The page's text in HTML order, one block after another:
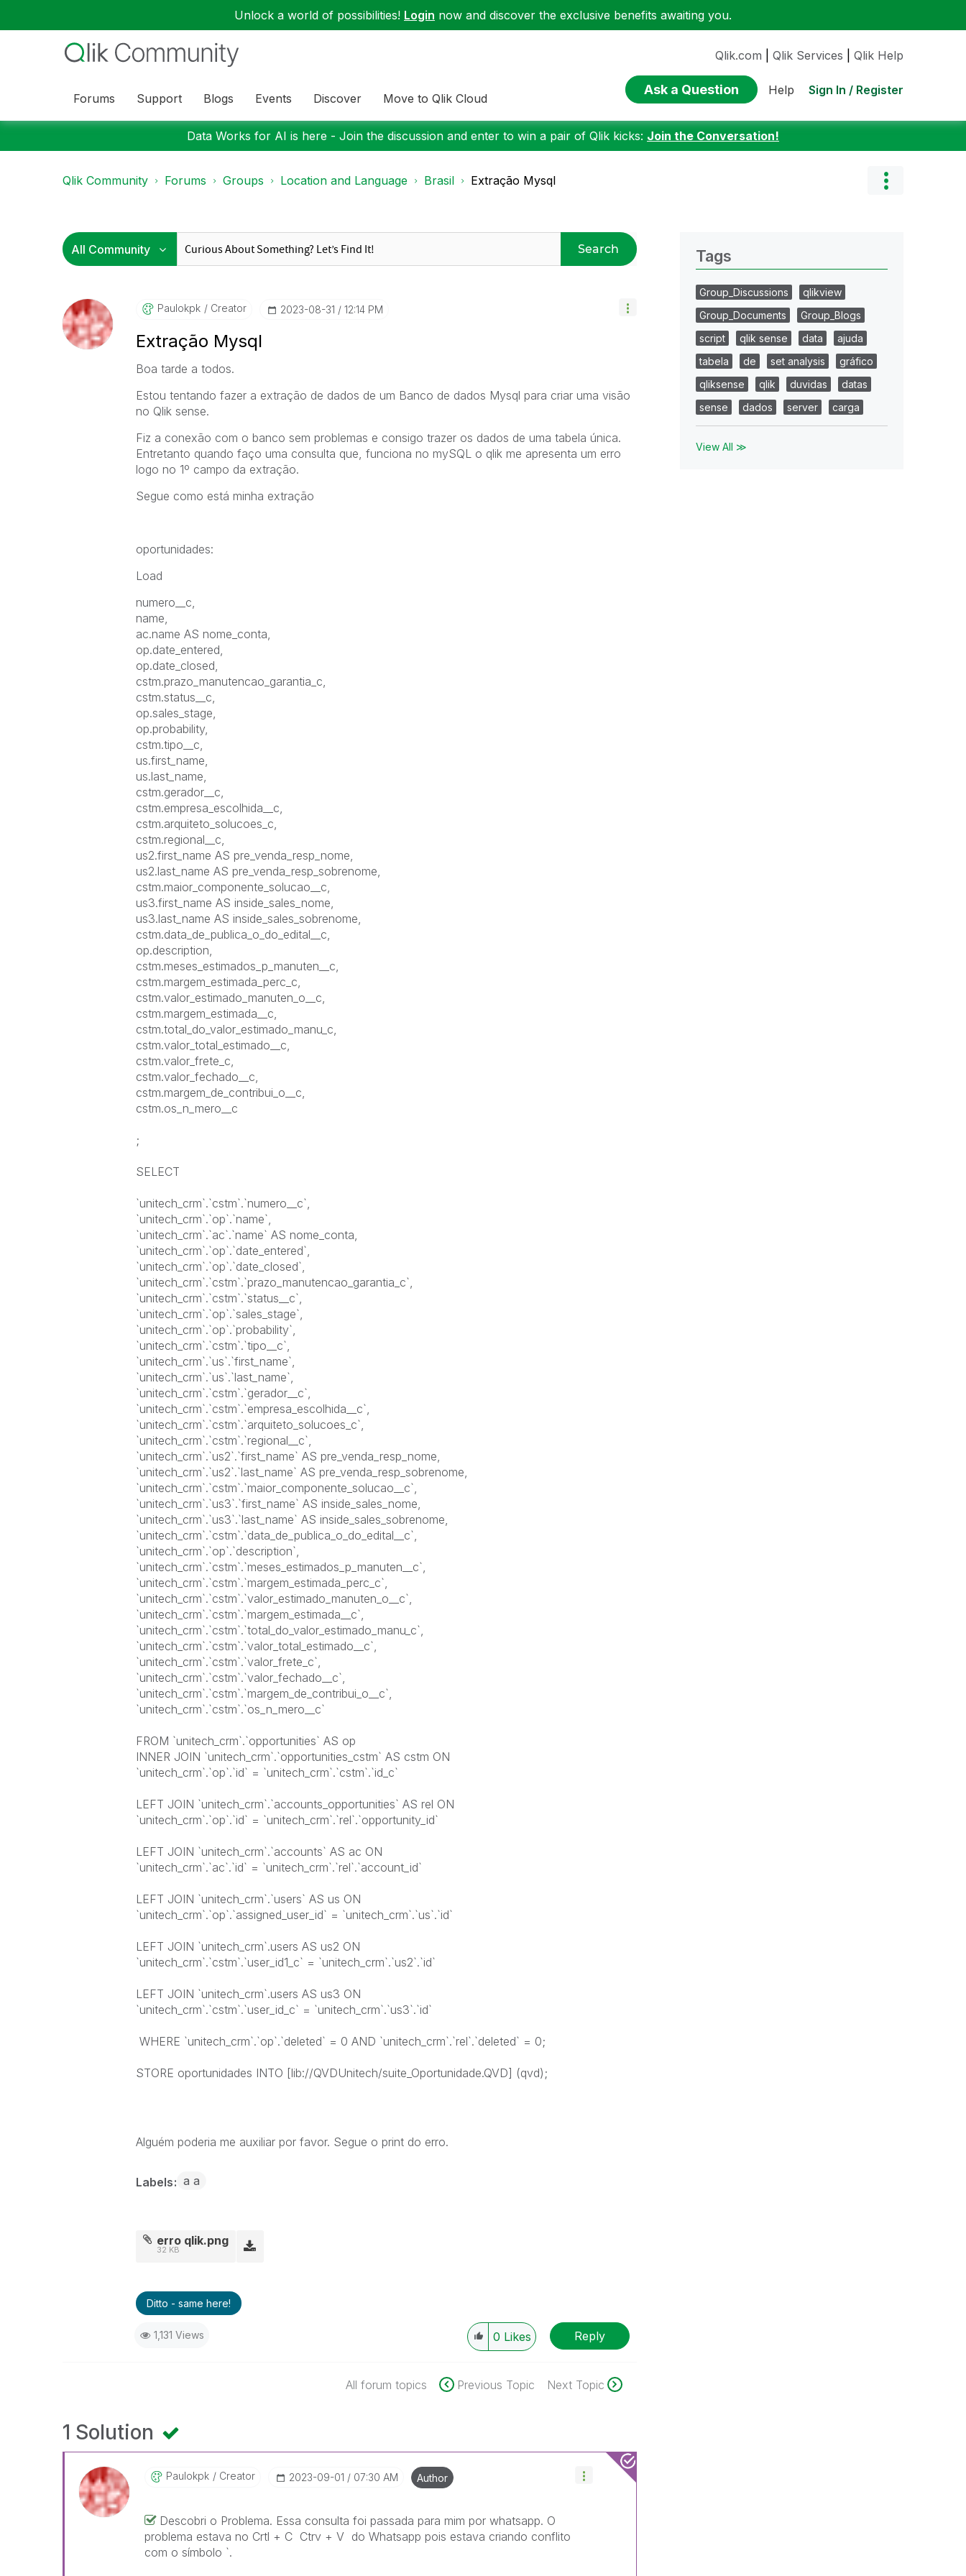
Unlock a world of possibilities! Login now and discover the exclusive benefits awaiting you.
Forums Support Blogs Events Discover Move to Qlik Cloud
Qlik.com Qlik Services Qlik Help
Ask a Question Help Sign In / Register
Data Works for AI is here - Join the discussion and enter to win a pair of Qlik kicks: Join the Conversation!
Qlik Community Forums Groups Location and Language Brasil Extração Mysql
Search
Paulokpk Creator ‎2023-08-31 12:14 PM
Extração Mysql
Boa tarde a todos.
Estou tentando fazer a extração de dados de um Banco de dados Mysql para criar uma visão
no Qlik sense.
Fiz a conexão com o banco sem problemas e consigo trazer os dados de uma tabela única.
Entretanto quando faço uma consulta que, funciona no mySQL o qlik me apresenta um erro
logo no 1º campo da extração.
Segue como está minha extração
oportunidades:
Load
numero__c,
name,
ac.name AS nome_conta,
op.date_entered,
op.date_closed,
cstm.prazo_manutencao_garantia_c,
cstm.status__c,
op.sales_stage,
op.probability,
cstm.tipo__c,
us.first_name,
us.last_name,
cstm.gerador__c,
cstm.empresa_escolhida__c,
cstm.arquiteto_solucoes_c,
cstm.regional__c,
us2.first_name AS pre_venda_resp_nome,
us2.last_name AS pre_venda_resp_sobrenome,
cstm.maior_componente_solucao__c,
us3.first_name AS inside_sales_nome,
us3.last_name AS inside_sales_sobrenome,
cstm.data_de_publica_o_do_edital__c,
op.description,
cstm.meses_estimados_p_manuten__c,
cstm.margem_estimada_perc_c,
cstm.valor_estimado_manuten_o__c,
cstm.margem_estimada__c,
cstm.total_do_valor_estimado_manu_c,
cstm.valor_total_estimado__c,
cstm.valor_frete_c,
cstm.valor_fechado__c,
cstm.margem_de_contribui_o__c,
cstm.os_n_mero__c
;
SELECT
`unitech_crm`.`cstm`.`numero__c`,
`unitech_crm`.`op`.`name`,
`unitech_crm`.`ac`.`name` AS nome_conta,
`unitech_crm`.`op`.`date_entered`,
`unitech_crm`.`op`.`date_closed`,
`unitech_crm`.`cstm`.`prazo_manutencao_garantia_c`,
`unitech_crm`.`cstm`.`status__c`,
`unitech_crm`.`op`.`sales_stage`,
`unitech_crm`.`op`.`probability`,
`unitech_crm`.`cstm`.`tipo__c`,
`unitech_crm`.`us`.`first_name`,
`unitech_crm`.`us`.`last_name`,
`unitech_crm`.`cstm`.`gerador__c`,
`unitech_crm`.`cstm`.`empresa_escolhida__c`,
`unitech_crm`.`cstm`.`arquiteto_solucoes_c`,
`unitech_crm`.`cstm`.`regional__c`,
`unitech_crm`.`us2`.`first_name` AS pre_venda_resp_nome,
`unitech_crm`.`us2`.`last_name` AS pre_venda_resp_sobrenome,
`unitech_crm`.`cstm`.`maior_componente_solucao__c`,
`unitech_crm`.`us3`.`first_name` AS inside_sales_nome,
`unitech_crm`.`us3`.`last_name` AS inside_sales_sobrenome,
`unitech_crm`.`cstm`.`data_de_publica_o_do_edital__c`,
`unitech_crm`.`op`.`description`,
`unitech_crm`.`cstm`.`meses_estimados_p_manuten__c`,
`unitech_crm`.`cstm`.`margem_estimada_perc_c`,
`unitech_crm`.`cstm`.`valor_estimado_manuten_o__c`,
`unitech_crm`.`cstm`.`margem_estimada__c`,
`unitech_crm`.`cstm`.`total_do_valor_estimado_manu_c`,
`unitech_crm`.`cstm`.`valor_total_estimado__c`,
`unitech_crm`.`cstm`.`valor_frete_c`,
`unitech_crm`.`cstm`.`valor_fechado__c`,
`unitech_crm`.`cstm`.`margem_de_contribui_o__c`,
`unitech_crm`.`cstm`.`os_n_mero__c`
FROM `unitech_crm`.`opportunities` AS op
INNER JOIN `unitech_crm`.`opportunities_cstm` AS cstm ON
`unitech_crm`.`op`.`id` = `unitech_crm`.`cstm`.`id_c`
LEFT JOIN `unitech_crm`.`accounts_opportunities` AS rel ON
`unitech_crm`.`op`.`id` = `unitech_crm`.`rel`.`opportunity_id`
LEFT JOIN `unitech_crm`.`accounts` AS ac ON
`unitech_crm`.`ac`.`id` = `unitech_crm`.`rel`.`account_id`
LEFT JOIN `unitech_crm`.`users` AS us ON
`unitech_crm`.`op`.`assigned_user_id` = `unitech_crm`.`us`.`id`
LEFT JOIN `unitech_crm`.users AS us2 ON
`unitech_crm`.`cstm`.`user_id1_c` = `unitech_crm`.`us2`.`id`
LEFT JOIN `unitech_crm`.users AS us3 ON
`unitech_crm`.`cstm`.`user_id_c` = `unitech_crm`.`us3`.`id`
WHERE `unitech_crm`.`op`.`deleted` = 0 AND `unitech_crm`.`rel`.`deleted` = 0;
STORE oportunidades INTO [lib://QVDUnitech/suite_Oportunidade.QVD] (qvd);
Alguém poderia me auxiliar por favor. Segue o print do erro.
Labels a a
erro qlik.png
32 KB
Ditto - same here!
1,131 Views 0 Likes Reply
All forum topics Previous Topic Next Topic
1 Solution
Paulokpk Creator ‎2023-09-01 07:30 AM Author
Descobri o Problema. Essa consulta foi passada para mim por whatsapp. O
problema estava no Crtl + C Ctrv + V do Whatsapp pois estava criando conflito
com o símbolo `.
Tags
Group_Discussions
qlikview
Group_Documents
Group_Blogs
script
qlik sense data
ajuda
tabela
de set analysis
gráfico
qliksense
qlik duvidas
datas
sense
dados server carga
View All ≫